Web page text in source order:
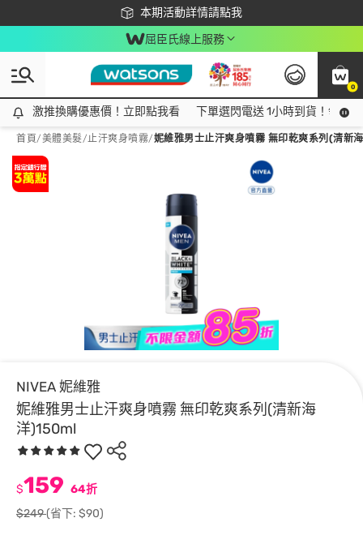
本期活動詳情請點我
下載app最高回饋$350
屈臣氏線上服務
0
激推換購優惠價！立即點我看
激推換購優惠價！立即點我看 下單選閃電送 1小時到貨！領神
首頁/美體美髮/止汗爽身噴霧/妮維雅男士止汗爽身噴霧 無印乾爽系列(清新
NIVEA 妮維雅
妮維雅男士止汗爽身噴霧 無印乾爽系列(清新海
洋)150ml
$159 64折
$249(省下: $90)